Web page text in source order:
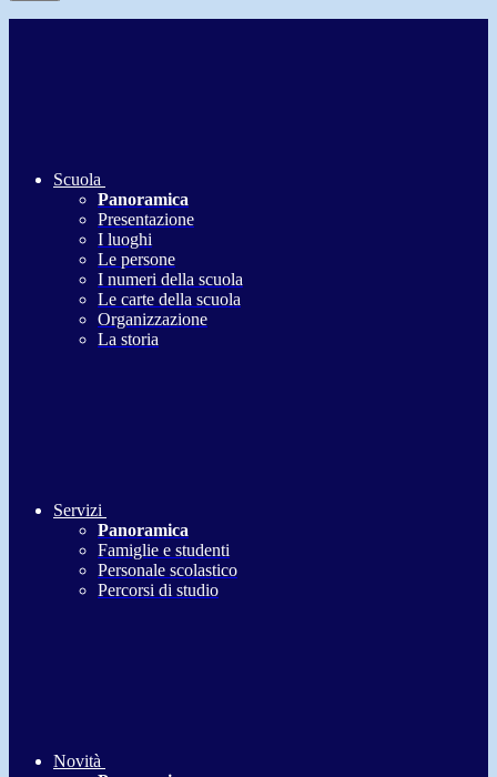
Scuola
Panoramica
Presentazione
I luoghi
Le persone
I numeri della scuola
Le carte della scuola
Organizzazione
La storia
Servizi
Panoramica
Famiglie e studenti
Personale scolastico
Percorsi di studio
Novità